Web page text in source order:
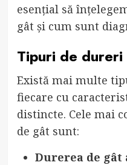
esențial să
gât și cum sunt
Tipuri de
Există mai multe
fiecare cu
distincte. Cele mai
de gât sunt:
Durerea de gât